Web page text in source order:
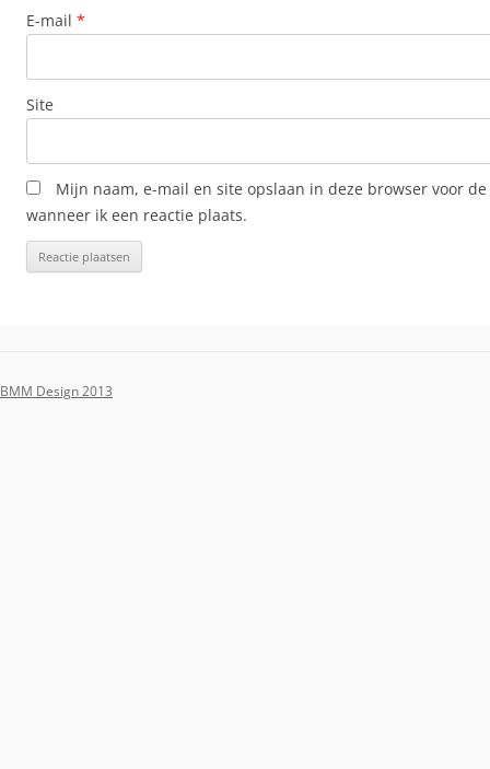
E-mail *
Site
Mijn naam, e-mail en site opslaan in deze browser voor
wanneer ik een reactie plaats.
BMM Design 2013